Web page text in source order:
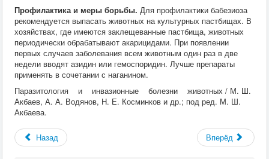
Профилактика и меры борьбы. Для профилактики бабезиоза
рекомендуется выпасать животных на культурных пастбищах. В
хозяйствах, где имеются заклещеванные пастбища, животных
периодически обрабатывают акарицидами. При появлении
первых случаев заболевания всем животным один раз в две
недели вводят азидин или гемоспоридин. Лучше препараты
применять в сочетании с наганином.
Паразитология и инвазионные болезни животных / М. Ш.
Акбаев, А. А. Водянов, Н. Е. Косминков и др.; под ред. М. Ш.
Акбаева.
Назад Вперёд